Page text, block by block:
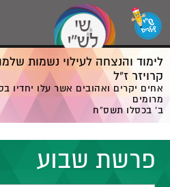
לימוד והנצחה לעילוי נשמות
קרויזר ז”ל
אחים יקרים ואהובים אשר עלו יחדיו
מרומים
ב' בכסלו תשס”ח
פרשת שבוע